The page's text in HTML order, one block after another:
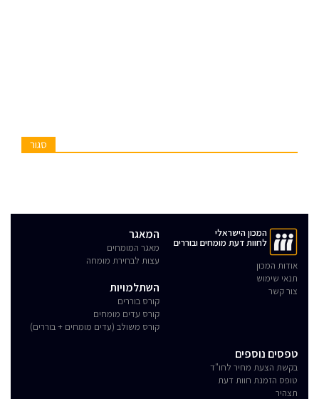
סגור
המכון הישראלי
לחוות דעת מומחים ובוררים
אודות המכון
תנאי שימוש
צור קשר
המאגר
מאגר המומחים
עצות לבחירת מומחה
השתלמויות
קורס בוררים
קורס עדים מומחים
קורס משולב (עדים מומחים + בוררים)
טפסים נוספים
בקשת הצעת מחיר לחו"ד
טופס הזמנת חוות דעת
תצהיר